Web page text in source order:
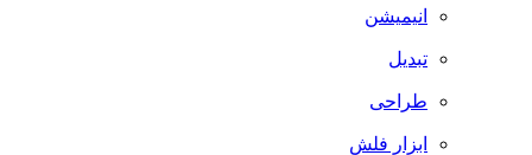
انیمیشن
تبدیل
طراحی
ابزار فلش